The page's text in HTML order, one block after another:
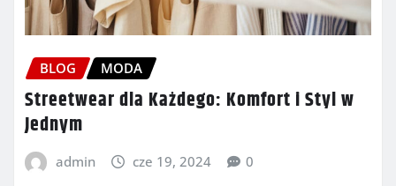
BLOG MODA
Streetwear dla Każdego: Komfort i Styl w
Jednym
admin cze 19, 2024 0